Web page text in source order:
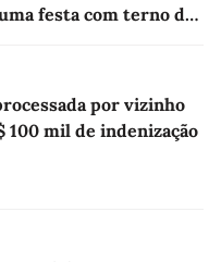
festa com terno de
por vizinho
100 mil de indenização